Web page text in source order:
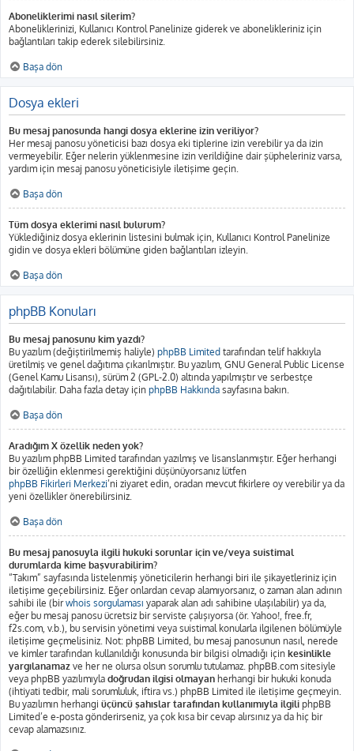
Aboneliklerimi nasıl silerim?
Aboneliklerinizi, Kullanıcı Kontrol Panelinize giderek ve abonelikleriniz için
bağlantıları takip ederek silebilirsiniz.
Başa dön
Dosya ekleri
Bu mesaj panosunda hangi dosya eklerine izin veriliyor?
Her mesaj panosu yöneticisi bazı dosya eki tiplerine izin verebilir ya da izin
vermeyebilir. Eğer nelerin yüklenmesine izin verildiğine dair şüpheleriniz varsa,
yardım için mesaj panosu yöneticisiyle iletişime geçin.
Başa dön
Tüm dosya eklerimi nasıl bulurum?
Yüklediğiniz dosya eklerinin listesini bulmak için, Kullanıcı Kontrol Panelinize
gidin ve dosya ekleri bölümüne giden bağlantıları izleyin.
Başa dön
phpBB Konuları
Bu mesaj panosunu kim yazdı?
Bu yazılım (değiştirilmemiş haliyle) phpBB Limited tarafından telif hakkıyla
üretilmiş ve genel dağıtıma çıkarılmıştır. Bu yazılım, GNU General Public License
(Genel Kamu Lisansı), sürüm 2 (GPL-2.0) altında yapılmıştır ve serbestçe
dağıtılabilir. Daha fazla detay için phpBB Hakkında sayfasına bakın.
Başa dön
Aradığım X özellik neden yok?
Bu yazılım phpBB Limited tarafından yazılmış ve lisanslanmıştır. Eğer herhangi
bir özelliğin eklenmesi gerektiğini düşünüyorsanız lütfen
phpBB Fikirleri Merkezi’ni ziyaret edin, oradan mevcut fikirlere oy verebilir ya da
yeni özellikler önerebilirsiniz.
Başa dön
Bu mesaj panosuyla ilgili hukuki sorunlar için ve/veya suistimal
durumlarda kime başvurabilirim?
“Takım” sayfasında listelenmiş yöneticilerin herhangi biri ile şikayetleriniz için
iletişime geçebilirsiniz. Eğer onlardan cevap alamıyorsanız, o zaman alan adının
sahibi ile (birwhois sorgulaması yaparak alan adı sahibine ulaşılabilir) ya da,
eğer bu mesaj panosu ücretsiz bir serviste çalışıyorsa (ör. Yahoo!, free.fr,
f2s.com, v.b.), bu servisin yönetimi veya suistimal konularla ilgilenen bölümüyle
iletişime geçmelisiniz. Not: phpBB Limited, bu mesaj panosunun nasıl, nerede
ve kimler tarafından kullanıldığı konusunda bir bilgisi olmadığı için kesinlikle
yargılanamaz ve her ne olursa olsun sorumlu tutulamaz. phpBB.com sitesiyle
veya phpBB yazılımıyla doğrudan ilgisi olmayan herhangi bir hukuki konuda
(ihtiyati tedbir, mali sorumluluk, iftira vs.) phpBB Limited ile iletişime geçmeyin.
Bu yazılımın herhangi üçüncü şahıslar tarafından kullanımıyla ilgili phpBB
Limited’e e-posta gönderirseniz, ya çok kısa bir cevap alırsınız ya da hiç bir
cevap alamazsınız.